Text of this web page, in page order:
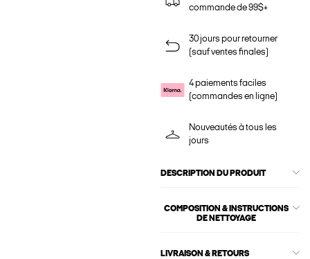
commande de 99$+
30 jours pour retourner
(sauf ventes finales)
4 paiements faciles
(commandes en ligne)
Nouveautés à tous les
jours
DESCRIPTION DU PRODUIT
COMPOSITION & INSTRUCTIONS
DE NETTOYAGE
LIVRAISON & RETOURS